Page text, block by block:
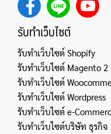
รับทำเว็บไซต์
รับทำเว็บไซต์ Shopify
รับทำเว็บไซต์ Magento 2
รับทำเว็บไซต์
รับทำเว็บไซต์ Wordpress
รับทำเว็บไซต์ e-
รับทำเว็บไซต์บริษัท ธุรกิจ